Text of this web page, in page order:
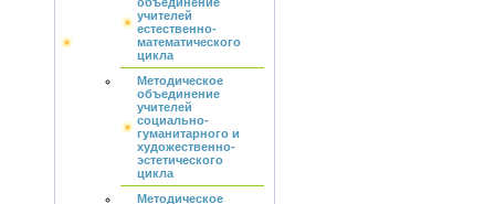
учителей
естественно-
математического
цикла
Методическое
объединение
учителей
социально-
гуманитарного и
художественно-
эстетического
цикла
Методическое